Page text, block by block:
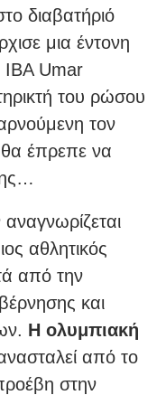
διαβατήριό
μια έντονη
IBA Umar
του ρώσου
τον
θα έπρεπε να
αναγνωρίζεται
αθλητικός
από την
και
Η ολυμπιακή
από το
στην